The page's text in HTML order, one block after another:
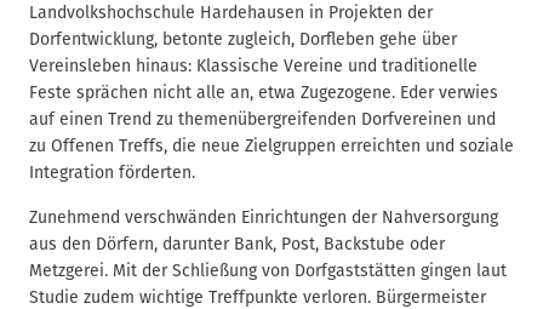
Landvolkshochschule Hardehausen in Projekten der
Dorfentwicklung, betonte zugleich, Dorfleben gehe über
Vereinsleben hinaus: Klassische Vereine und traditionelle
Feste sprächen nicht alle an, etwa Zugezogene. Eder verwies
auf einen Trend zu themenübergreifenden Dorfvereinen und
zu Offenen Treffs, die neue Zielgruppen erreichten und soziale
Integration förderten.
Zunehmend verschwänden Einrichtungen der Nahversorgung
aus den Dörfern, darunter Bank, Post, Backstube oder
Metzgerei. Mit der Schließung von Dorfgaststätten gingen laut
Studie zudem wichtige Treffpunkte verloren. Bürgermeister